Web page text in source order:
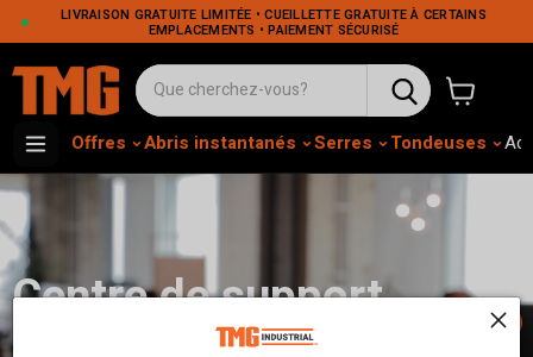
LIVRAISON GRATUITE LIMITÉE • CUEILLETTE GRATUITE À CERTAINS
EMPLACEMENTS • PAIEMENT SÉCURISÉ
Voir le
Offres Abris instantanés Serres Tondeuses
Centre de support 📞